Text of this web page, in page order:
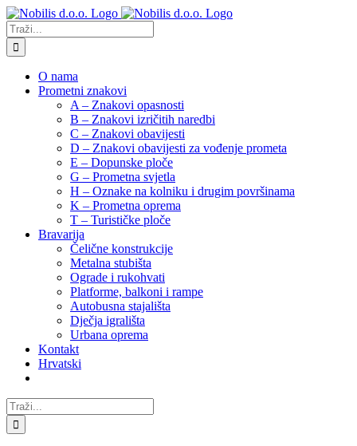
Skip
to
content
Traži...
O nama
Prometni znakovi
A – Znakovi opasnosti
B – Znakovi izričitih naredbi
C – Znakovi obavijesti
D – Znakovi obavijesti za vođenje prometa
E – Dopunske ploče
G – Prometna svjetla
H – Oznake na kolniku i drugim površinama
K – Prometna oprema
T – Turističke ploče
Bravarija
Čelične konstrukcije
Metalna stubišta
Ograde i rukohvati
Platforme, balkoni i rampe
Autobusna stajališta
Dječja igrališta
Urbana oprema
Kontakt
Hrvatski
Traži...